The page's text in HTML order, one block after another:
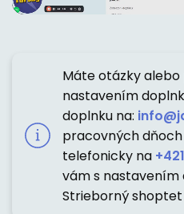
Máte otázky
nastavením
doplnku na:
pracovných dňoch
telefonicky na
vám s nastavením
Strieborný